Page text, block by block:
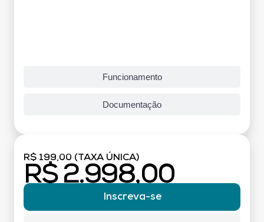
Funcionamento
Documentação
R$ 199,00 (TAXA ÚNICA)
R$ 2.998,00
Inscreva-se